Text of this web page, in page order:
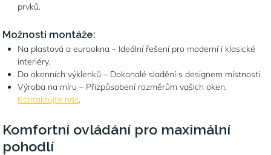
prvků.
Možnosti montáže:
Na plastová a eurookna – Ideální řešení pro moderní i klasické
interiéry.
Do okenních výklenků – Dokonalé sladění s designem místnosti.
Výroba na míru – Přizpůsobení rozměrům vašich oken.
Kontaktujte nás.
Komfortní ovládání pro maximální
pohodlí